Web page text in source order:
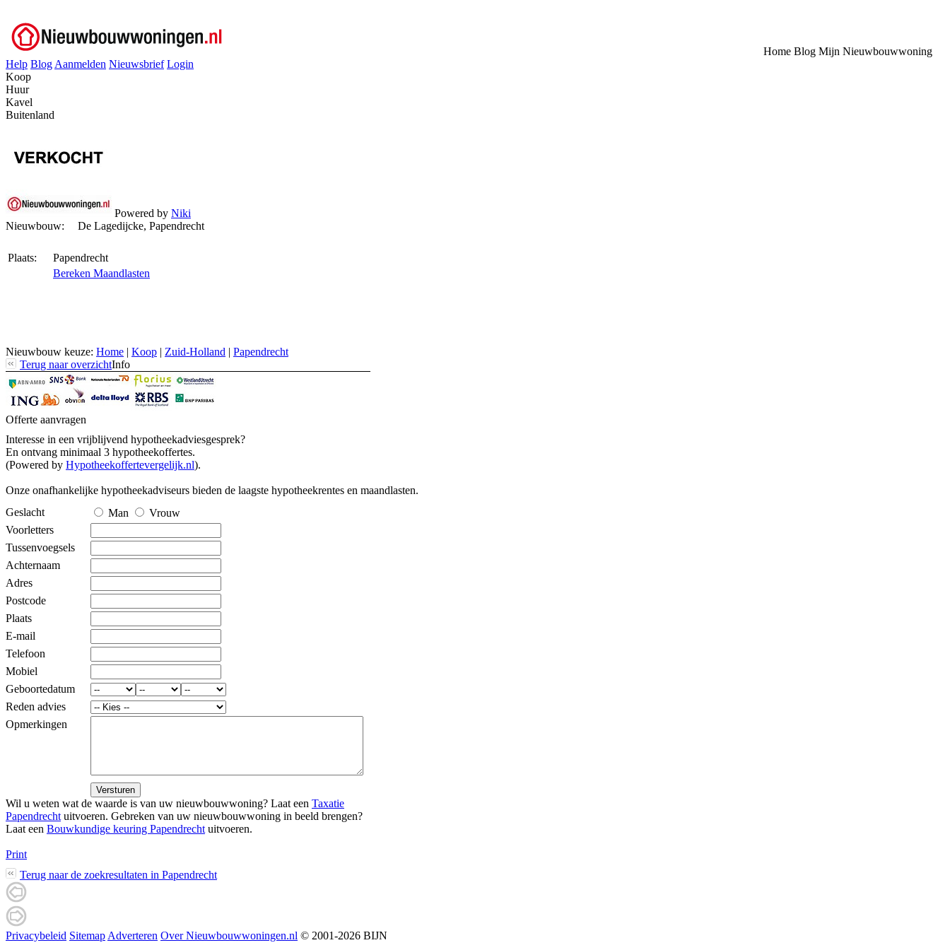
Help Blog Aanmelden Nieuwsbrief Login
Home Blog Mijn Nieuwbouwwoning
Koop
Huur
Kavel
Buitenland
Powered by Niki
Nieuwbouw:
De Lagedijcke, Papendrecht
Plaats:
Papendrecht
Bereken Maandlasten
Nieuwbouw keuze: Home | Koop | Zuid-Holland | Papendrecht
Terug naar overzichtInfo
Offerte aanvragen
Interesse in een vrijblijvend hypotheekadviesgesprek?
En ontvang minimaal 3 hypotheekoffertes.
(Powered by Hypotheekoffertevergelijk.nl).
Onze onafhankelijke hypotheekadviseurs bieden de laagste hypotheekrentes en maandlasten.
Geslacht
Man
Vrouw
Voorletters
Tussenvoegsels
Achternaam
Adres
Postcode
Plaats
E-mail
Telefoon
Mobiel
Geboortedatum
Reden advies
Opmerkingen
Versturen
Wil u weten wat de waarde is van uw nieuwbouwwoning? Laat een Taxatie
Papendrecht uitvoeren. Gebreken van uw nieuwbouwwoning in beeld brengen?
Laat een Bouwkundige keuring Papendrecht uitvoeren.
Print
Terug naar de zoekresultaten in Papendrecht
Privacybeleid Sitemap Adverteren Over Nieuwbouwwoningen.nl © 2001-2026 BIJN